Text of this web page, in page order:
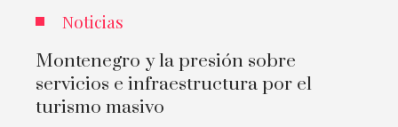
Noticias
Montenegro y la presión sobre
servicios e infraestructura por el
turismo masivo